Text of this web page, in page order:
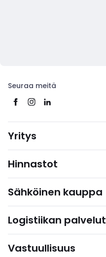
Seuraa meitä
Yritys
Hinnastot
Sähköinen kauppa
Logistiikan palvelut
Vastuullisuus